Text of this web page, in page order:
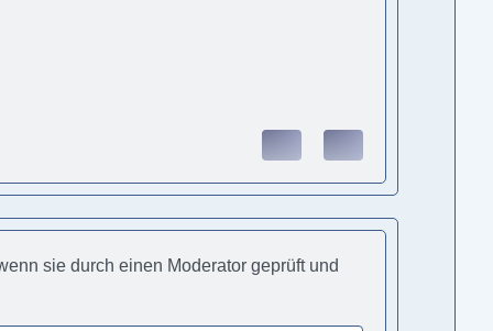
sie durch einen Moderator geprüft und